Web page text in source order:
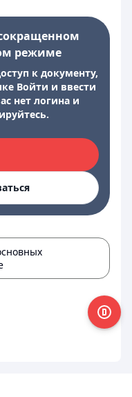
режиме
к документу,
Войти и ввести
нет логина и